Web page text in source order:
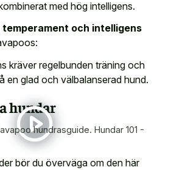
med hög intelligens.
och intelligens
kräver regelbunden träning och
en glad och välbalanserad hund.
hundar
hundrasguide. Hundar 101 -
bör du överväga om den här